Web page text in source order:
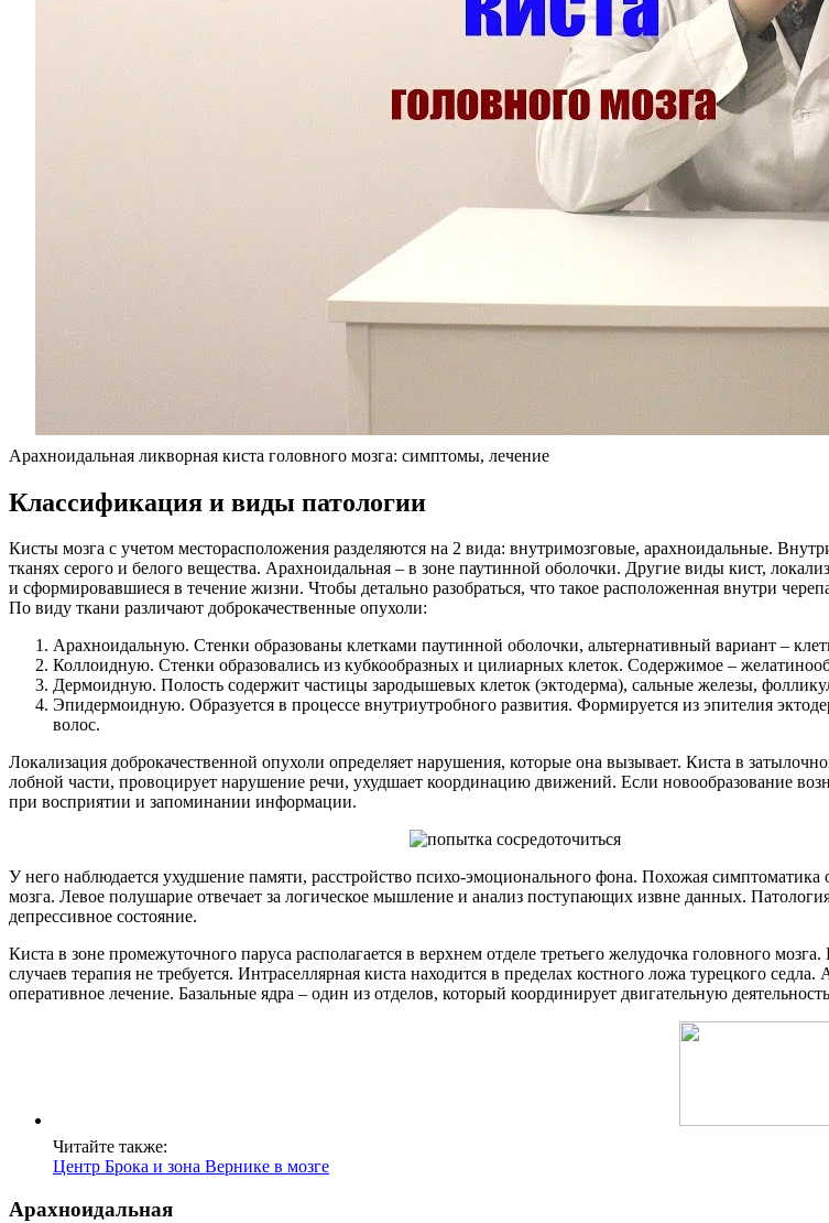
Арахноидальная ликворная киста головного мозга: симптомы, лечение
Классификация и виды патологии
Кисты мозга с учетом месторасположения разделяются на 2 вида: внутримозговые, арахноидальные.
тканях серого и белого вещества. Арахноидальная – в зоне паутинной оболочки. Другие виды кист,
и сформировавшиеся в течение жизни. Чтобы детально разобраться, что такое расположенная внутри
По виду ткани различают доброкачественные опухоли:
Арахноидальную. Стенки образованы клетками паутинной оболочки, альтернативный вариант –
Коллоидную. Стенки образовались из кубкообразных и цилиарных клеток. Содержимое –
Дермоидную. Полость содержит частицы зародышевых клеток (эктодерма), сальные железы,
Эпидермоидную. Образуется в процессе внутриутробного развития. Формируется из эпителия
волос.
Локализация доброкачественной опухоли определяет нарушения, которые она вызывает. Киста в
лобной части, провоцирует нарушение речи, ухудшает координацию движений. Если новообразование
при восприятии и запоминании информации.
У него наблюдается ухудшение памяти, расстройство психо-эмоционального фона. Похожая
мозга. Левое полушарие отвечает за логическое мышление и анализ поступающих извне данных.
депрессивное состояние.
Киста в зоне промежуточного паруса располагается в верхнем отделе третьего желудочка головного
случаев терапия не требуется. Интраселлярная киста находится в пределах костного ложа турецкого
оперативное лечение. Базальные ядра – один из отделов, который координирует двигательную
Читайте также:
Центр Брока и зона Вернике в мозге
Арахноидальная